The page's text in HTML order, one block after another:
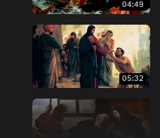
04:49
05:32